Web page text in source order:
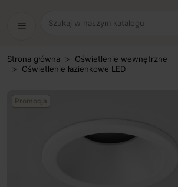
menu
Strona główna
Oświetlenie wewnętrzne
Oświetlenie łazienkowe LED
Promocja